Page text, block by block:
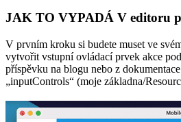
JAK TO VYPADÁ V editoru
V prvním kroku si budete muset ve
vytvořit vstupní ovládací prvek akce
příspěvku na blogu nebo z
„inputControls“ (moje základna/